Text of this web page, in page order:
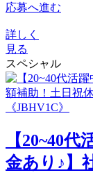
応募へ進む
詳しく
見る
スペシャル
【20~40
金あり♪】